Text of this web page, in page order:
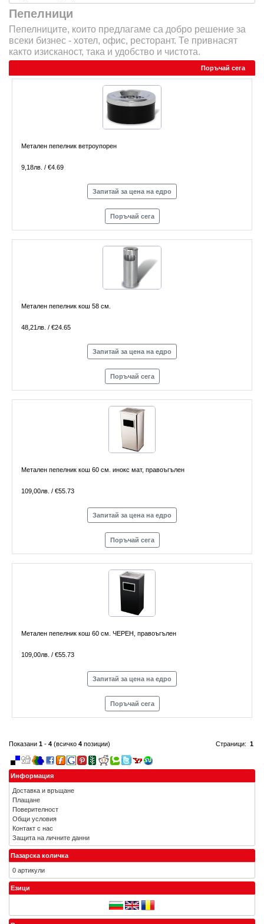
Пепелници
Пепелниците, които предлагаме са добро решение за
всеки бизнес - хотел, офис, ресторант. Те привнасят
както изисканост, така и удобство и чистота.
Поръчай сега
Метален пепелник ветроупорен
9,18лв. / €4.69
Запитай за цена на едро
Поръчай сега
Метален пепелник кош 58 см.
48,21лв. / €24.65
Запитай за цена на едро
Поръчай сега
Метален пепелник кош 60 см. инокс мат, правоъгълен
109,00лв. / €55.73
Запитай за цена на едро
Поръчай сега
Метален пепелник кош 60 см. ЧЕРЕН, правоъгълен
109,00лв. / €55.73
Запитай за цена на едро
Поръчай сега
Страници: 1
Показани 1 - 4 (всичко 4 позиции)
Информация
Доставка и връщане
Плащане
Поверителност
Общи условия
Контакт с нас
Защита на личните данни
Пазарска количка
0 артикули
Езици